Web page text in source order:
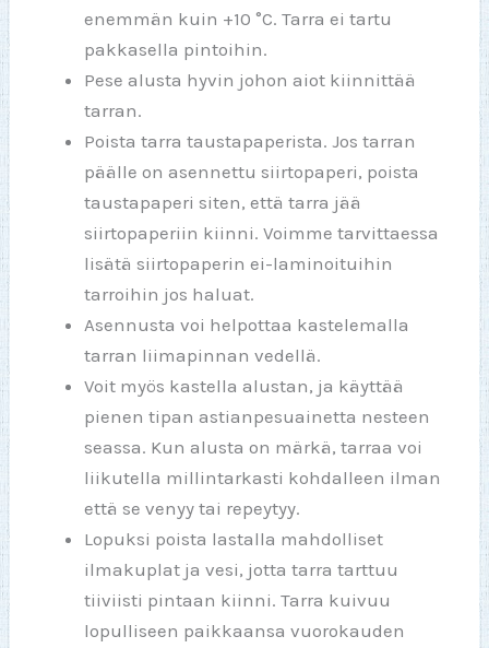
enemmän kuin +10 °C. Tarra ei tartu
pakkasella pintoihin.
Pese alusta hyvin johon aiot kiinnittää
tarran.
Poista tarra taustapaperista. Jos tarran
päälle on asennettu siirtopaperi, poista
taustapaperi siten, että tarra jää
siirtopaperiin kiinni. Voimme tarvittaessa
lisätä siirtopaperin ei-laminoituihin
tarroihin jos haluat.
Asennusta voi helpottaa kastelemalla
tarran liimapinnan vedellä.
Voit myös kastella alustan, ja käyttää
pienen tipan astianpesuainetta nesteen
seassa. Kun alusta on märkä, tarraa voi
liikutella millintarkasti kohdalleen ilman
että se venyy tai repeytyy.
Lopuksi poista lastalla mahdolliset
ilmakuplat ja vesi, jotta tarra tarttuu
tiiviisti pintaan kiinni. Tarra kuivuu
lopulliseen paikkaansa vuorokauden